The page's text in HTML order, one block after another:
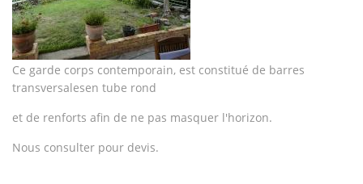
Ce garde corps contemporain, est constitué de barres
transversalesen tube rond
et de renforts afin de ne pas masquer l'horizon.
Nous consulter pour devis.